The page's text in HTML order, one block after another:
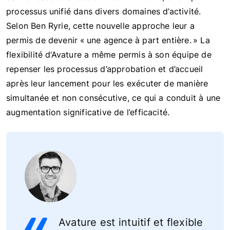
processus unifié dans divers domaines d’activité.
Selon Ben Ryrie, cette nouvelle approche leur a
permis de devenir « une agence à part entière. » La
flexibilité d’Avature a même permis à son équipe de
repenser les processus d’approbation et d’accueil
après leur lancement pour les exécuter de manière
simultanée et non consécutive, ce qui a conduit à une
augmentation significative de l’efficacité.
Avature est intuitif et flexible